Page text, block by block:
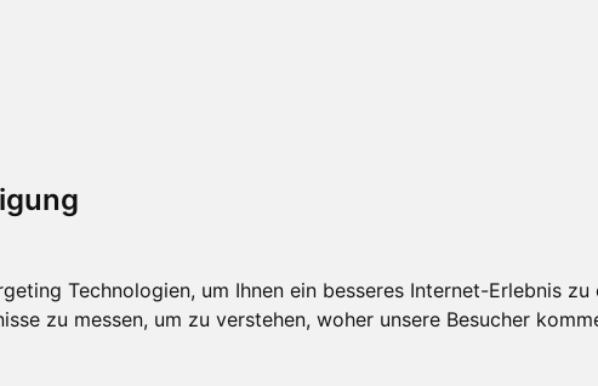
Technologien, um Ihnen ein besseres Internet-Erlebnis zu
zu messen, um zu verstehen, woher unsere Besucher
vom Bauernhof